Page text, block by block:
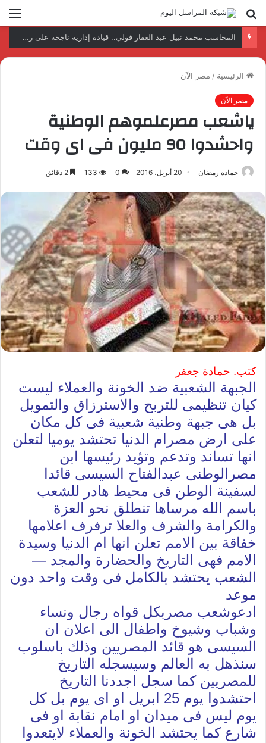
بحث
عن
نتائج إيجابية بعد زيارة وفد الجامعة المصرية النتائج إيجابية بعد زيارة وفد الجامعة المصرية الروسية لمصنع الإلكترونياتروسية لمصنع الإلكترونيات
الرئيسية / مصر الآن
مصر الآن
ياشعب مصرعلموهم الوطنية
واحشدوا 90 مليون فى اى وقت
حماده رمضان 20 أبريل، 2016 0
133
كتب. حمادة جعفر
الجبهة الشعبية ضد الخونة والعملاء ليست
كيان تنظيمى للتربح والاسترزاق والتمويل
بل هى جبهة وطنية شعبية فى كل مكان
على ارض مصرام الدنيا تحتشد يوميا لتعلن
انها تساند وتدعم وتؤيد رئيسها ابن
مصرالوطنى عبدالفتاح السيسى قائدا
لسفينة الوطن فى محيط هادر للشعب
باسم الله مرساها تنطلق نحو العزة
والكرامة والشرف والعلا ترفرف اعلامها
خفاقة بين الامم تعلن انها ام الدنيا وسيدة
الامم فهى التاريخ والحضارة والمجد —
الشعب يحتشد بالكامل فى وقت واحد دون
موعد
ادعوشعب مصربكل قواه رجال ونساء
وشباب وشيوخ واطفال الى اعلان ان
السيسى هو قائد المصريين وذلك باسلوب
سنذهل به العالم وسيسجله التاريخ
للمصريين كما سجل اجددنا التاريخ
احتشدوا يوم 25 ابريل او اى يوم بل كل
يوم ليس فى ميدان او امام نقابة او فى
شارع كما يحتشد الخونة والعملاء لايتعدوا